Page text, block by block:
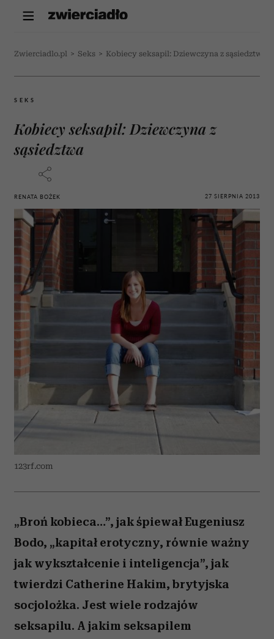
Zwierciadlo.pl > Seks > Kobiecy seksapil: Dziewczyna z sąsiedztwa
SEKS
Kobiecy seksapil: Dziewczyna z
sąsiedztwa
RENATA BOŻEK 27 SIERPNIA 2013
123rf.com
„Broń kobieca…”, jak śpiewał Eugeniusz
Bodo, „kapitał erotyczny, równie ważny
jak wykształcenie i inteligencja”, jak
twierdzi Catherine Hakim, brytyjska
socjolożka. Jest wiele rodzajów
seksapilu. A jakim seksapilem